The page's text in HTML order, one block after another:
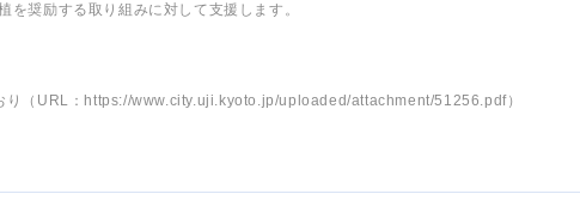
を奨励する取り組みに対して支援します。
り（URL：https://www.city.uji.kyoto.jp/uploaded/attachment/51256.pdf）